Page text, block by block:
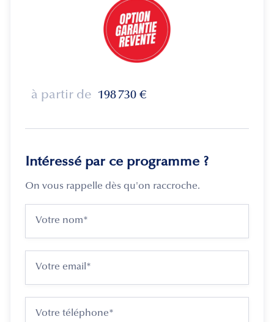
à partir de 198 730 €
Intéressé par ce programme ?
On vous rappelle dès qu'on raccroche.